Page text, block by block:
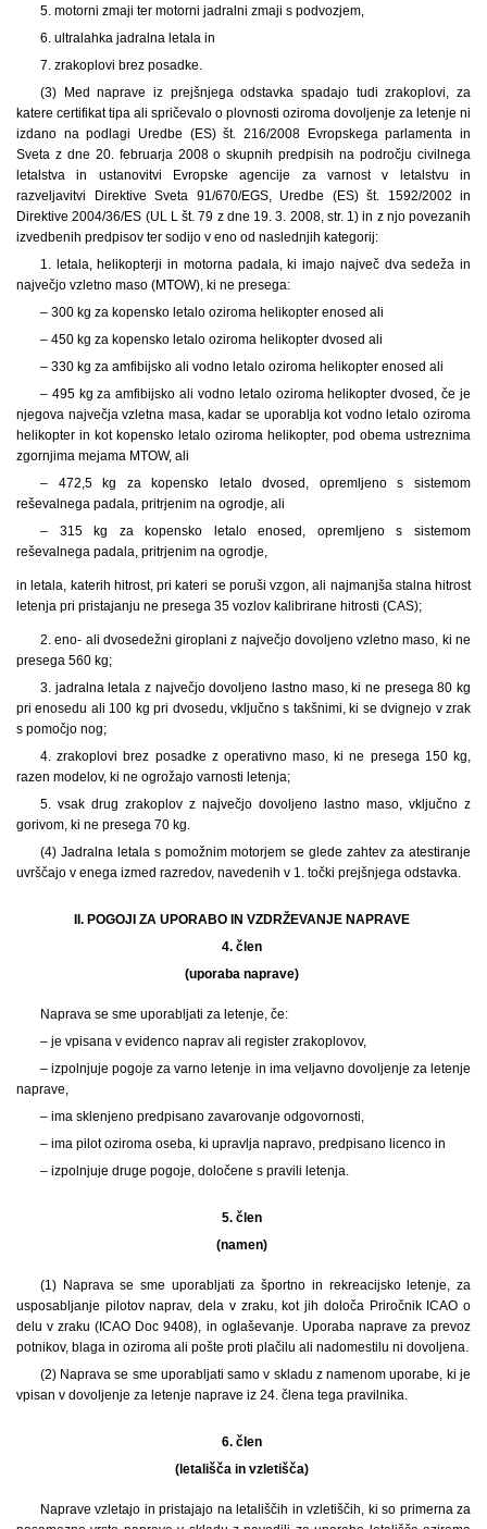
5. motorni zmaji ter motorni jadralni zmaji s podvozjem,
6. ultralahka jadralna letala in
7. zrakoplovi brez posadke.
(3) Med naprave iz prejšnjega odstavka spadajo tudi zrakoplovi, za
katere certifikat tipa ali spričevalo o plovnosti oziroma dovoljenje za letenje ni
izdano na podlagi Uredbe (ES) št. 216/2008 Evropskega parlamenta in
Sveta z dne 20. februarja 2008 o skupnih predpisih na področju civilnega
letalstva in ustanovitvi Evropske agencije za varnost v letalstvu in
razveljavitvi Direktive Sveta 91/670/EGS, Uredbe (ES) št. 1592/2002 in
Direktive 2004/36/ES (UL L št. 79 z dne 19. 3. 2008, str. 1) in z njo povezanih
izvedbenih predpisov ter sodijo v eno od naslednjih kategorij:
1. letala, helikopterji in motorna padala, ki imajo največ dva sedeža in
največjo vzletno maso (MTOW), ki ne presega:
– 300 kg za kopensko letalo oziroma helikopter enosed ali
– 450 kg za kopensko letalo oziroma helikopter dvosed ali
– 330 kg za amfibijsko ali vodno letalo oziroma helikopter enosed ali
– 495 kg za amfibijsko ali vodno letalo oziroma helikopter dvosed, če je
njegova največja vzletna masa, kadar se uporablja kot vodno letalo oziroma
helikopter in kot kopensko letalo oziroma helikopter, pod obema ustreznima
zgornjima mejama MTOW, ali
– 472,5 kg za kopensko letalo dvosed, opremljeno s sistemom
reševalnega padala, pritrjenim na ogrodje, ali
– 315 kg za kopensko letalo enosed, opremljeno s sistemom
reševalnega padala, pritrjenim na ogrodje,
in letala, katerih hitrost, pri kateri se poruši vzgon, ali najmanjša stalna hitrost
letenja pri pristajanju ne presega 35 vozlov kalibrirane hitrosti (CAS);
2. eno- ali dvosedežni giroplani z največjo dovoljeno vzletno maso, ki ne
presega 560 kg;
3. jadralna letala z največjo dovoljeno lastno maso, ki ne presega 80 kg
pri enosedu ali 100 kg pri dvosedu, vključno s takšnimi, ki se dvignejo v zrak
s pomočjo nog;
4. zrakoplovi brez posadke z operativno maso, ki ne presega 150 kg,
razen modelov, ki ne ogrožajo varnosti letenja;
5. vsak drug zrakoplov z največjo dovoljeno lastno maso, vključno z
gorivom, ki ne presega 70 kg.
(4) Jadralna letala s pomožnim motorjem se glede zahtev za atestiranje
uvrščajo v enega izmed razredov, navedenih v 1. točki prejšnjega odstavka.
II. POGOJI ZA UPORABO IN VZDRŽEVANJE NAPRAVE
4. člen
(uporaba naprave)
Naprava se sme uporabljati za letenje, če:
– je vpisana v evidenco naprav ali register zrakoplovov,
– izpolnjuje pogoje za varno letenje in ima veljavno dovoljenje za letenje
naprave,
– ima sklenjeno predpisano zavarovanje odgovornosti,
– ima pilot oziroma oseba, ki upravlja napravo, predpisano licenco in
– izpolnjuje druge pogoje, določene s pravili letenja.
5. člen
(namen)
(1) Naprava se sme uporabljati za športno in rekreacijsko letenje, za
usposabljanje pilotov naprav, dela v zraku, kot jih določa Priročnik ICAO o
delu v zraku (ICAO Doc 9408), in oglaševanje. Uporaba naprave za prevoz
potnikov, blaga in oziroma ali pošte proti plačilu ali nadomestilu ni dovoljena.
(2) Naprava se sme uporabljati samo v skladu z namenom uporabe, ki je
vpisan v dovoljenje za letenje naprave iz 24. člena tega pravilnika.
6. člen
(letališča in vzletišča)
Naprave vzletajo in pristajajo na letališčih in vzletiščih, ki so primerna za